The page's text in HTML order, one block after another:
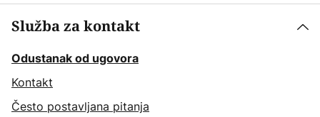
Služba za kontakt
Odustanak od ugovora
Kontakt
Često postavljana pitanja